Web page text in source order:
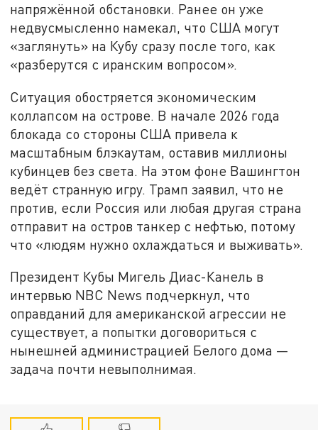
напряжённой обстановки. Ранее он уже
недвусмысленно намекал, что США могут
«заглянуть» на Кубу сразу после того, как
«разберутся с иранским вопросом».
Ситуация обостряется экономическим
коллапсом на острове. В начале 2026 года
блокада со стороны США привела к
масштабным блэкаутам, оставив миллионы
кубинцев без света. На этом фоне Вашингтон
ведёт странную игру. Трамп заявил, что не
против, если Россия или любая другая страна
отправит на остров танкер с нефтью, потому
что «людям нужно охлаждаться и выживать».
Президент Кубы Мигель Диас-Канель в
интервью NBC News подчеркнул, что
оправданий для американской агрессии не
существует, а попытки договориться с
нынешней администрацией Белого дома —
задача почти невыполнимая.